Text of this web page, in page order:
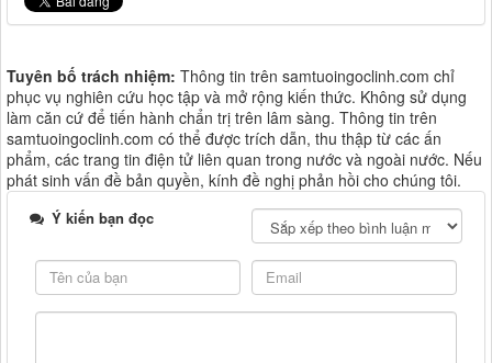
Tuyên bố trách nhiệm: Thông tin trên samtuoingoclinh.com chỉ
phục vụ nghiên cứu học tập và mở rộng kiến thức. Không sử dụng
làm căn cứ để tiến hành chẩn trị trên lâm sàng. Thông tin trên
samtuoingoclinh.com có thể được trích dẫn, thu thập từ các ấn
phẩm, các trang tin điện tử liên quan trong nước và ngoài nước. Nếu
phát sinh vấn đề bản quyền, kính đề nghị phản hồi cho chúng tôi.
Ý kiến bạn đọc